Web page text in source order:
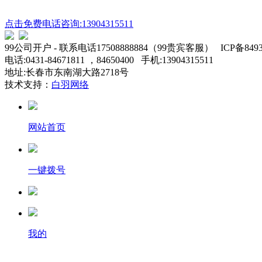
点击免费电话咨询:13904315511
99公司开户 - 联系电话17508888884（99贵宾客服） ICP备
电话:0431-84671811 ，84650400 手机:13904315511
地址:长春市东南湖大路2718号
技术支持： 白羽网络
网站首页
一键拨号
我的